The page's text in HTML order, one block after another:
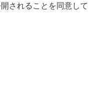
されることを同意して